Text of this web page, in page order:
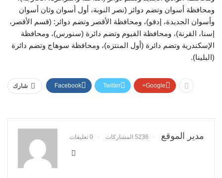
ومحافظة أسوان وتضم دوائر (نصر النوبة، أول أسوان وثان أسوان
وأسوان الجديدة، إدفو)، ومحافظة الأقصر وتضم دوائر: (قسم الأقصر،
إسنا، القرنة)، ومحافظة الفيوم وتضم دائرة (سنورس)، ومحافظة
الإسكندرية وتضم دائرة (أول المنتزه)، ومحافظة سوهاج وتضم دائرة
(البلينا).
شارك Facebook Twitter Google+
مدير الموقع 5236 المشاركات 0 تعليقات